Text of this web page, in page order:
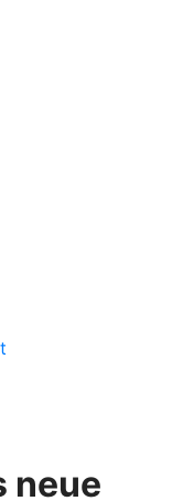
neue